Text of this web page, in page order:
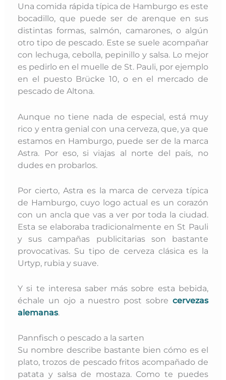
Una comida rápida típica de Hamburgo es este
bocadillo, que puede ser de arenque en sus
distintas formas, salmón, camarones, o algún
otro tipo de pescado. Este se suele acompañar
con lechuga, cebolla, pepinillo y salsa. Lo mejor
es pedirlo en el muelle de St. Pauli, por ejemplo
en el puesto Brücke 10, o en el mercado de
pescado de Altona.
Aunque no tiene nada de especial, está muy
rico y entra genial con una cerveza, que, ya que
estamos en Hamburgo, puede ser de la marca
Astra. Por eso, si viajas al norte del país, no
dudes en probarlos.
Por cierto, Astra es la marca de cerveza típica
de Hamburgo, cuyo logo actual es un corazón
con un ancla que vas a ver por toda la ciudad.
Esta se elaboraba tradicionalmente en St Pauli
y sus campañas publicitarias son bastante
provocativas. Su tipo de cerveza clásica es la
Urtyp, rubia y suave.
Y si te interesa saber más sobre esta bebida,
échale un ojo a nuestro post sobre cervezas
alemanas.
Pannfisch o pescado a la sarten
Su nombre describe bastante bien cómo es el
plato, trozos de pescado fritos acompañado de
patata y salsa de mostaza. Como te puedes